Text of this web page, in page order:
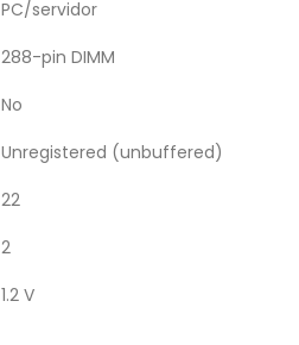
PC/servidor
288-pin DIMM
No
Unregistered (unbuffered)
22
2
1.2 V